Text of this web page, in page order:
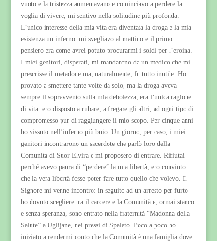
vuoto e la tristezza aumentavano e cominciavo a perdere la
voglia di vivere, mi sentivo nella solitudine più profonda.
L’unico interesse della mia vita era diventata la droga e la mia
esistenza un inferno: mi svegliavo al mattino e il primo
pensiero era come avrei potuto procurarmi i soldi per l’eroina.
I miei genitori, disperati, mi mandarono da un medico che mi
prescrisse il metadone ma, naturalmente, fu tutto inutile. Ho
provato a smettere tante volte da solo, ma la droga aveva
sempre il sopravvento sulla mia debolezza, era l’unica ragione
di vita: ero disposto a rubare, a fregare gli altri, ad ogni tipo di
compromesso pur di raggiungere il mio scopo. Per cinque anni
ho vissuto nell’inferno più buio. Un giorno, per caso, i miei
genitori incontrarono un sacerdote che parlò loro della
Comunità di Suor Elvira e mi proposero di entrare. Rifiutai
perché avevo paura di “perdere” la mia libertà, ero convinto
che la vera libertà fosse poter fare tutto quello che volevo. Il
Signore mi venne incontro: in seguito ad un arresto per furto
ho dovuto scegliere tra il carcere e la Comunità e, ormai stanco
e senza speranza, sono entrato nella fraternità “Madonna della
Salute” a Uglijane, nei pressi di Spalato. Poco a poco ho
iniziato a rendermi conto che la Comunità è una famiglia dove